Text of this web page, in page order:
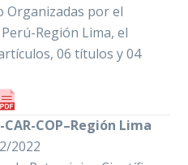
Organizadas por el
Región Lima, el
06 títulos y 04
COP–Región Lima
2022